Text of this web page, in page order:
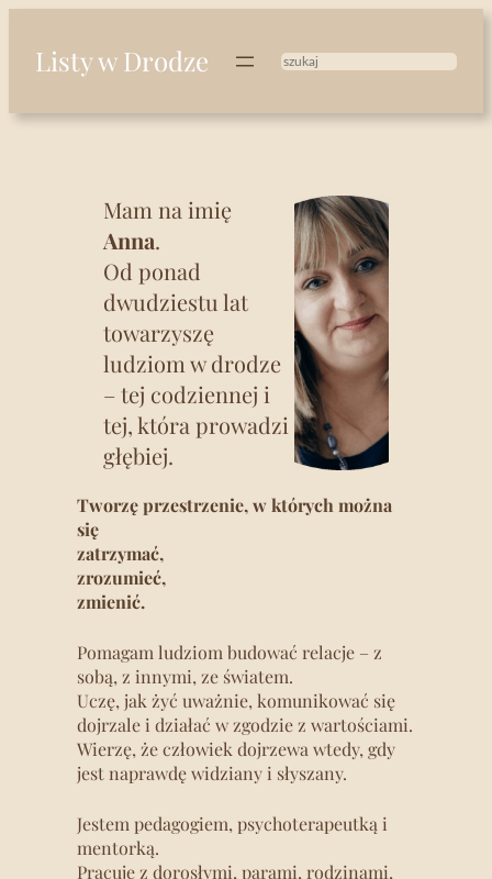
Listy w Drodze Szukaj
Mam na imię
Anna.
Od ponad
dwudziestu lat
towarzyszę
ludziom w drodze
– tej codziennej i
tej, która prowadzi
głębiej.
Tworzę przestrzenie, w których można
się
zatrzymać,
zrozumieć,
zmienić.
Pomagam ludziom budować relacje – z
sobą, z innymi, ze światem.
Uczę, jak żyć uważnie, komunikować się
dojrzale i działać w zgodzie z wartościami.
Wierzę, że człowiek dojrzewa wtedy, gdy
jest naprawdę widziany i słyszany.
Jestem pedagogiem, psychoterapeutką i
mentorką.
Pracuję z dorosłymi, parami, rodzinami,